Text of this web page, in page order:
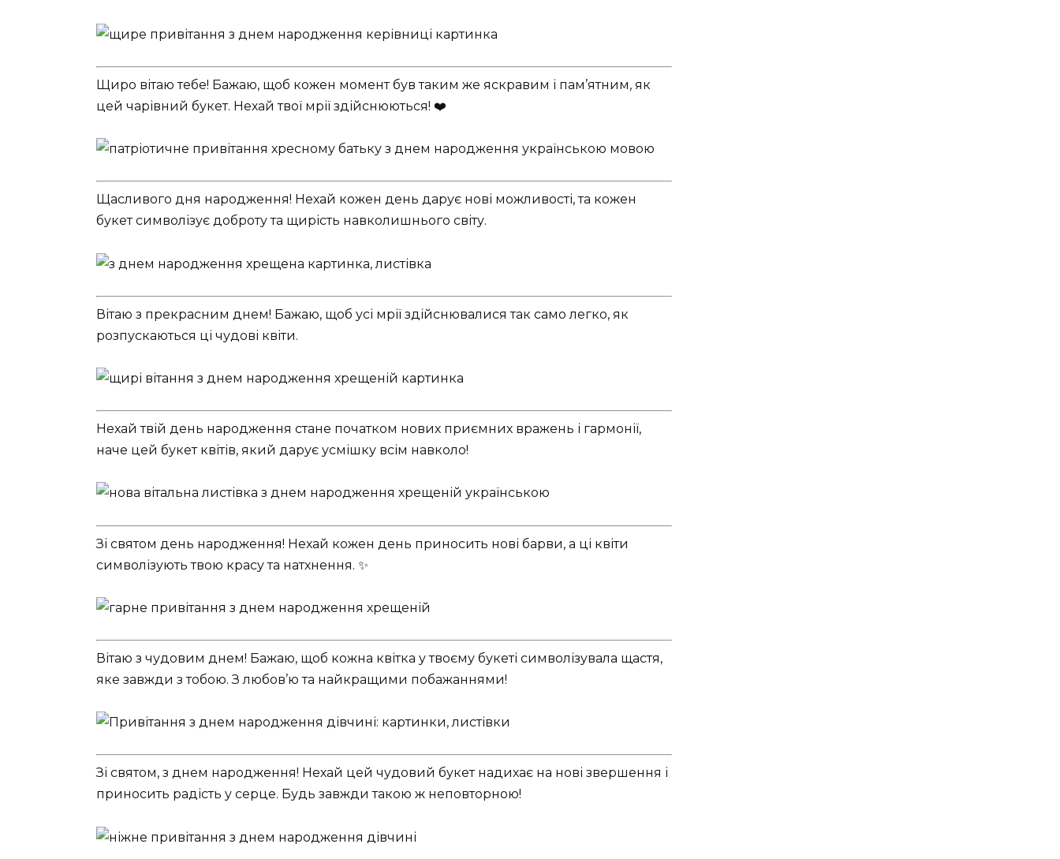
Щиро вітаю тебе! Бажаю, щоб кожен момент був таким же яскравим і пам’ятним, як
цей чарівний букет. Нехай твої мрії здійснюються! ❤️
Щасливого дня народження! Нехай кожен день дарує нові можливості, та кожен
букет символізує доброту та щирість навколишнього світу.
Вітаю з прекрасним днем! Бажаю, щоб усі мрії здійснювалися так само легко, як
розпускаються ці чудові квіти.
Нехай твій день народження стане початком нових приємних вражень і гармонії,
наче цей букет квітів, який дарує усмішку всім навколо!
Зі святом день народження! Нехай кожен день приносить нові барви, а ці квіти
символізують твою красу та натхнення. ✨
Вітаю з чудовим днем! Бажаю, щоб кожна квітка у твоєму букеті символізувала щастя,
яке завжди з тобою. З любов’ю та найкращими побажаннями!
Зі святом, з днем народження! Нехай цей чудовий букет надихає на нові звершення і
приносить радість у серце. Будь завжди такою ж неповторною!